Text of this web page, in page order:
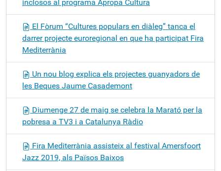
inclosos al programa Apropa Cultura
El Fòrum “Cultures populars en diàleg” tanca el
darrer projecte euroregional en que ha participat Fira
Mediterrània
Un nou blog explica els projectes guanyadors de
les Beques Jaume Casademont
Diumenge 27 de maig se celebra la Marató per la
pobresa a TV3 i a Catalunya Ràdio
Fira Mediterrània assisteix al festival Amersfoort
Jazz 2019, als Països Baixos